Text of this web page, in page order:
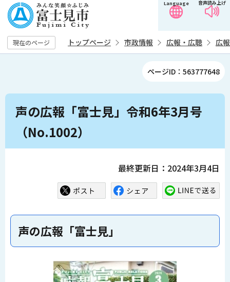
の
ペ
ー
音声読み上げ
Language
現在のページ トップページ 市政情報 広報・広聴 広報
ページID：563777648
本
か
声の広報「富士見」令和6年3月号
（No.1002）
最終更新日：2024年3月4日
声の広報「富士見」